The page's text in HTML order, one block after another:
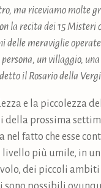
ma riceviamo molte
la recita dei 15 Misteri
delle meraviglie
persona, un villaggio,
il Rosario della
e la piccolezza
della prossima
nel fatto che esse
livello più umile, in
dei piccoli